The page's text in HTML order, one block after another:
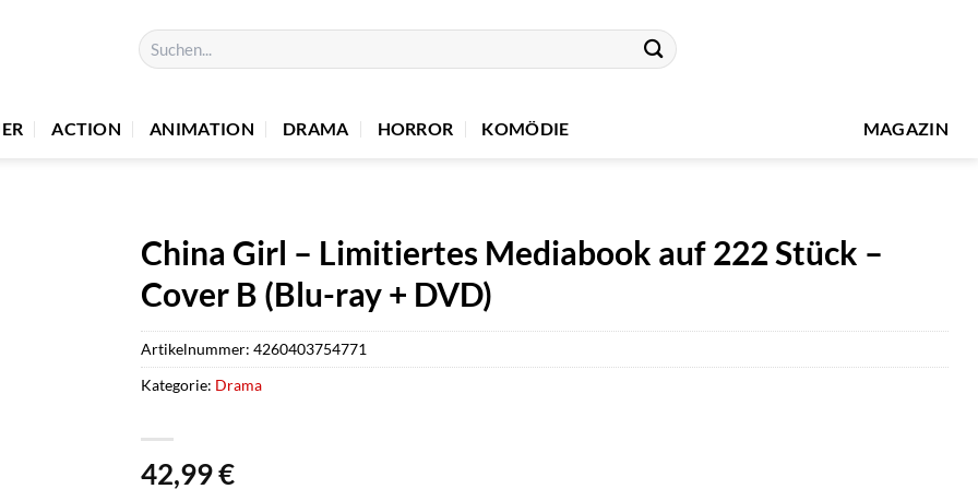
Suchen
nach:
ACTION ANIMATION DRAMA HORROR KOMÖDIE MAGAZIN
China Girl – Limitiertes Mediabook auf 222 Stück –
Cover B (Blu-ray + DVD)
42,99€
Artikelnummer: 4260403754771
Kategorie: Drama